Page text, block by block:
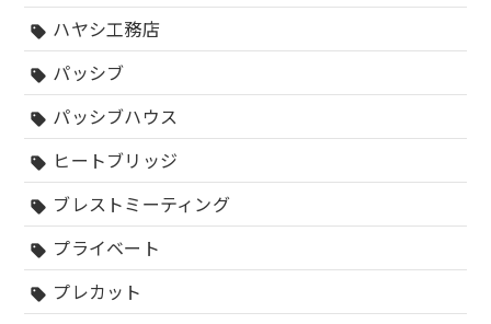
sell ハヤシ工務店
sell パッシブ
sell パッシブハウス
sell ヒートブリッジ
sell ブレストミーティング
sell プライベート
sell プレカット